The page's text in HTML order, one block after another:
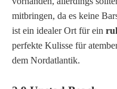
mitbringen, da es keine
ist ein idealer Ort für ein
perfekte Kulisse für
dem Nordatlantik.